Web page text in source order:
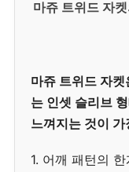
마쥬 트위드 자
마쥬 트위드 자
는 인셋 슬리브
느껴지는 것이
1. 어깨 패턴의